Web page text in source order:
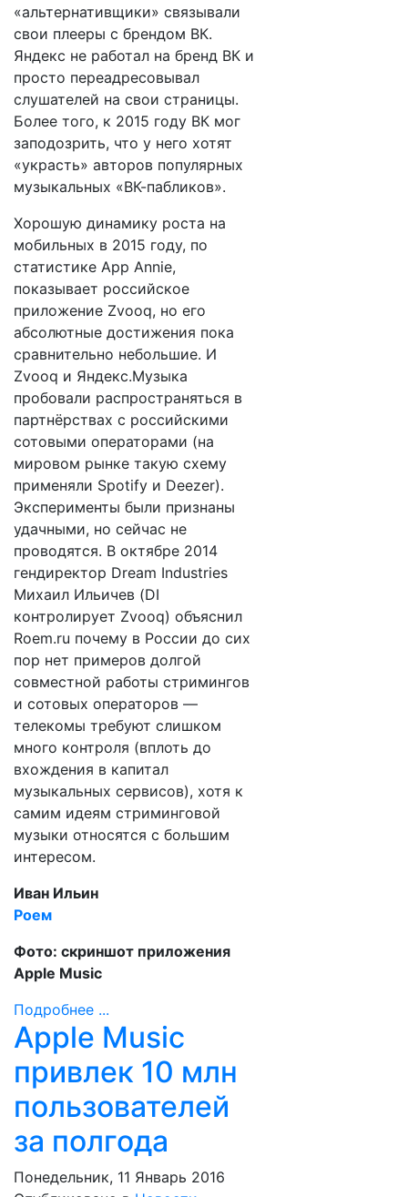
«альтернативщики» связывали
свои плееры с брендом ВК.
Яндекс не работал на бренд ВК и
просто переадресовывал
слушателей на свои страницы.
Более того, к 2015 году ВК мог
заподозрить, что у него хотят
«украсть» авторов популярных
музыкальных «ВК-пабликов».
Хорошую динамику роста на
мобильных в 2015 году, по
статистике App Annie,
показывает российское
приложение Zvooq, но его
абсолютные достижения пока
сравнительно небольшие. И
Zvooq и Яндекс.Музыка
пробовали распространяться в
партнёрствах с российскими
сотовыми операторами (на
мировом рынке такую схему
применяли Spotify и Deezer).
Эксперименты были признаны
удачными, но сейчас не
проводятся. В октябре 2014
гендиректор Dream Industries
Михаил Ильичев (DI
контролирует Zvooq) объяснил
Roem.ru почему в России до сих
пор нет примеров долгой
совместной работы стримингов
и сотовых операторов —
телекомы требуют слишком
много контроля (вплоть до
вхождения в капитал
музыкальных сервисов), хотя к
самим идеям стриминговой
музыки относятся с большим
интересом.
Иван Ильин
Роем
Фото: скриншот приложения
Apple Music
Подробнее ...
Apple Music
привлек 10 млн
пользователей
за полгода
Понедельник, 11 Январь 2016